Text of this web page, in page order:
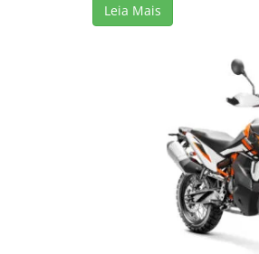
Leia Mais